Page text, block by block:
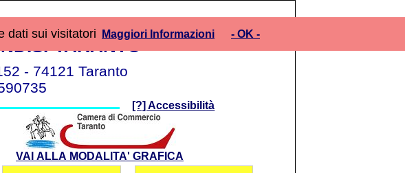
TARANTO
- 74121 Taranto
[?] Accessibilità
VAI ALLA MODALITA' GRAFICA
dati sui visitatori Maggiori Informazioni - OK -